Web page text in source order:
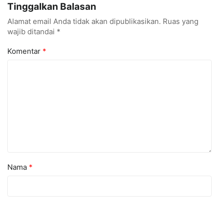
Tinggalkan Balasan
Alamat email Anda tidak akan dipublikasikan. Ruas yang
wajib ditandai *
Komentar *
Nama *